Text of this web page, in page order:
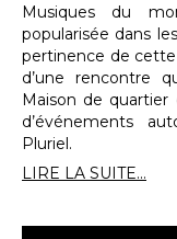
Musiques du
popularisée dans
pertinence de
d’une rencontre
Maison de quartier
d’événements
Pluriel.
LIRE LA SUITE...